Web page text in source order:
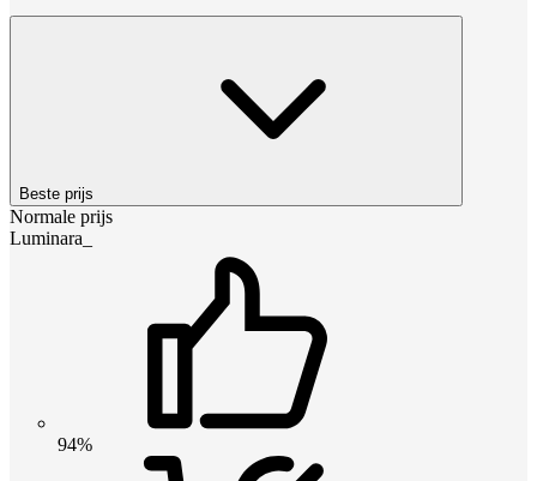
Beste prijs
Normale prijs
Luminara_
94%